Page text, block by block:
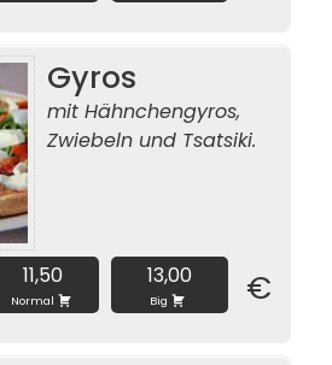
Gyros
11,50
Normal
13,00
Big €
mit Hähnchengyros,
Zwiebeln und Tsatsiki.